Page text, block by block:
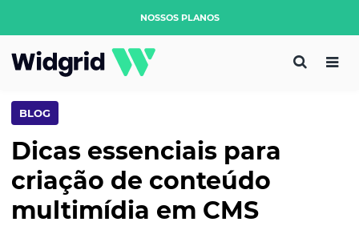
NOSSOS PLANOS
BLOG
Dicas essenciais para
criação de conteúdo
multimídia em CMS